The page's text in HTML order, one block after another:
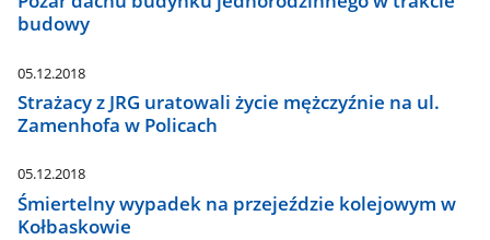
budowy
05.12.2018
Strażacy z JRG uratowali życie mężczyźnie na ul.
Zamenhofa w Policach
05.12.2018
Śmiertelny wypadek na przejeździe kolejowym w
Kołbaskowie